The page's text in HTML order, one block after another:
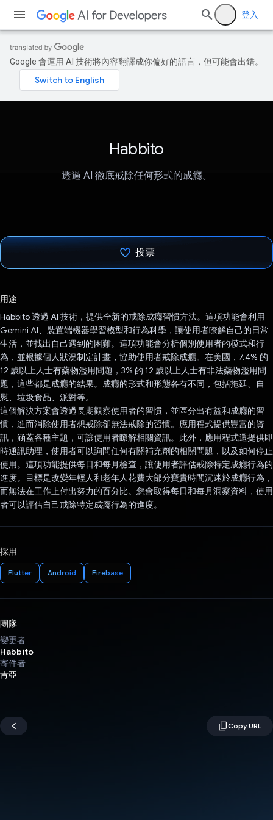
登入
Google 會運用 AI 技術將內容翻譯成你偏好的語言，但可能會出錯。
Habbito
透過 AI 徹底戒除任何形式的成癮。
投票
用途
Habbito 透過 AI 技術，提供全新的戒除成癮習慣方法。這項功能會利用
Gemini AI、裝置端機器學習模型和行為科學，讓使用者瞭解自己的日常
生活，並找出自己遇到的困難。這項功能會分析個別使用者的模式和行
為，並根據個人狀況制定計畫，協助使用者戒除成癮。在美國，7.4% 的
12 歲以上人士有藥物濫用問題，3% 的 12 歲以上人士有非法藥物濫用問
題，這些都是成癮的結果。成癮的形式和形態各有不同，包括拖延、自
慰、垃圾食品、派對等。
這個解決方案會透過長期觀察使用者的習慣，並區分出有益和成癮的習
慣，進而消除使用者想戒除卻無法戒除的習慣。應用程式提供豐富的資
訊，涵蓋各種主題，可讓使用者瞭解相關資訊。此外，應用程式還提供即
時通訊助理，使用者可以詢問任何有關補充劑的相關問題，以及如何停止
使用。這項功能提供每日和每月檢查，讓使用者評估戒除特定成癮行為的
進度。目標是改變年輕人和老年人花費大部分寶貴時間沉迷於成癮行為，
而無法在工作上付出努力的百分比。您會取得每日和每月洞察資料，使用
者可以評估自己戒除特定成癮行為的進度。
採用
Flutter Android Firebase
團隊
變更者
Habbito
寄件者
肯亞